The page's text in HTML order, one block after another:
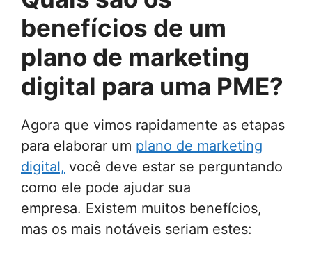
benefícios de um
plano de marketing
digital para uma PME?
Agora que vimos rapidamente as etapas
para elaborar um plano de marketing
digital, você deve estar se perguntando
como ele pode ajudar sua
empresa. Existem muitos benefícios,
mas os mais notáveis ​​seriam estes: